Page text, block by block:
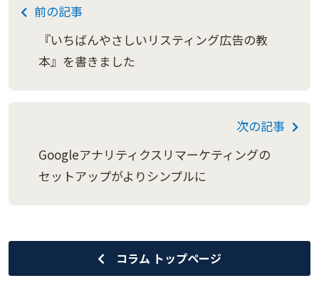
前の記事
『いちばんやさしいリスティング広告の教
本』を書きました
次の記事
Googleアナリティクスリマーケティングの
セットアップがよりシンプルに
コラム トップページ